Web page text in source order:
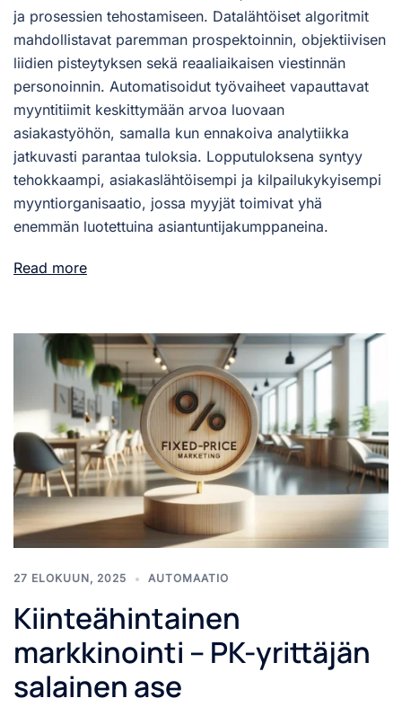
ja prosessien tehostamiseen. Datalähtöiset algoritmit
mahdollistavat paremman prospektoinnin, objektiivisen
liidien pisteytyksen sekä reaaliaikaisen viestinnän
personoinnin. Automatisoidut työvaiheet vapauttavat
myyntitiimit keskittymään arvoa luovaan
asiakastyöhön, samalla kun ennakoiva analytiikka
jatkuvasti parantaa tuloksia. Lopputuloksena syntyy
tehokkaampi, asiakaslähtöisempi ja kilpailukykyisempi
myyntiorganisaatio, jossa myyjät toimivat yhä
enemmän luotettuina asiantuntijakumppaneina.
Read more
27 ELOKUUN, 2025 AUTOMAATIO
Kiinteähintainen
markkinointi – PK-yrittäjän
salainen ase